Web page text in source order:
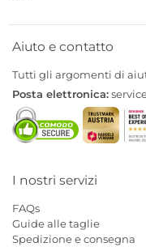
Aiuto e contatto
Tutti gli argomenti di
Posta elettronica:
I nostri servizi
FAQs
Guide alle taglie
Spedizione e consegna